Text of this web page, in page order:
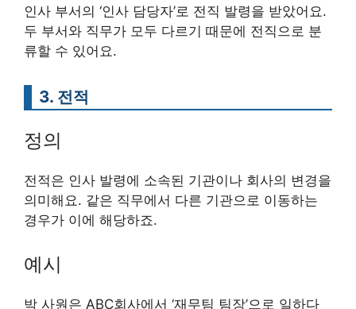
인사 부서의 ‘인사 담당자’로 전직 발령을 받았어요.
두 부서와 직무가 모두 다르기 때문에 전직으로 분
류할 수 있어요.
3. 전적
정의
전적은 인사 발령에 소속된 기관이나 회사의 변경을
의미해요. 같은 직무에서 다른 기관으로 이동하는
경우가 이에 해당하죠.
예시
박 사원은 ABC회사에서 ‘재무팀 팀장’으로 일하다